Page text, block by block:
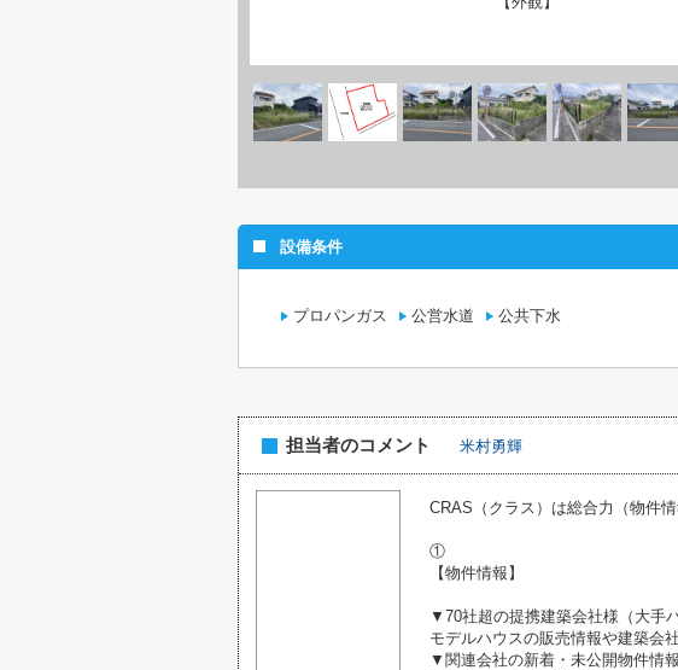
設備条件
プロパンガス 公営水道 公共下水
担当者のコメント 米村勇輝
CRAS（クラス）は総合力（物件
①
【物件情報】
▼70社超の提携建築会社様（大手
モデルハウスの販売情報や建築会
▼関連会社の新着・未公開物件情報